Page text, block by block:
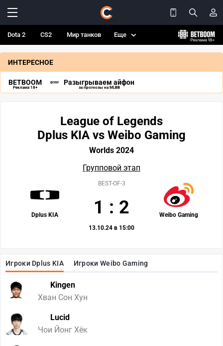
Dota 2 CS2 Мир танков Еще
ИНТЕРЕСНОЕ
BETBOOM
Реклама 18+
Разыгрываем айфон
за прогнозы на MLBB
Игроки Dplus KIA Игроки Weibo Gaming
Kingen
Хван Сон Хун
Lucid
Чои Йонг Хёк
League of Legends
Dplus KIA vs Weibo Gaming
Worlds 2024
Групповой этап
Dplus KIA Weibo Gaming
BEST-OF-3
1 : 2
13.10.24 в 15:00